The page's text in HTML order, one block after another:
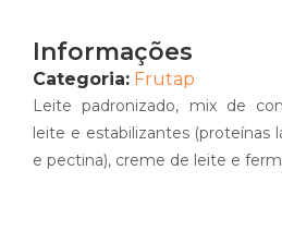
Informações
Categoria: Frutap
Leite padronizado, mix de
leite e estabilizantes (proteínas
e pectina), creme de leite e